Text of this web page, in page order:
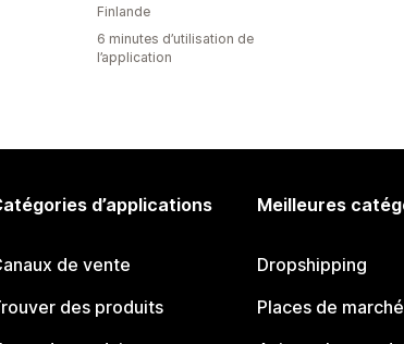
Finlande
6 minutes d’utilisation de
l’application
d’applications
de vente
des produits
Meilleures
Dropshipping
Places de marché